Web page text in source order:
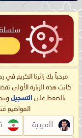
مرحباً بك زائرنا الكريم في
كانت هذه الزيارة الأولى
بالضغط على التسجيل
المواضيع
العربية